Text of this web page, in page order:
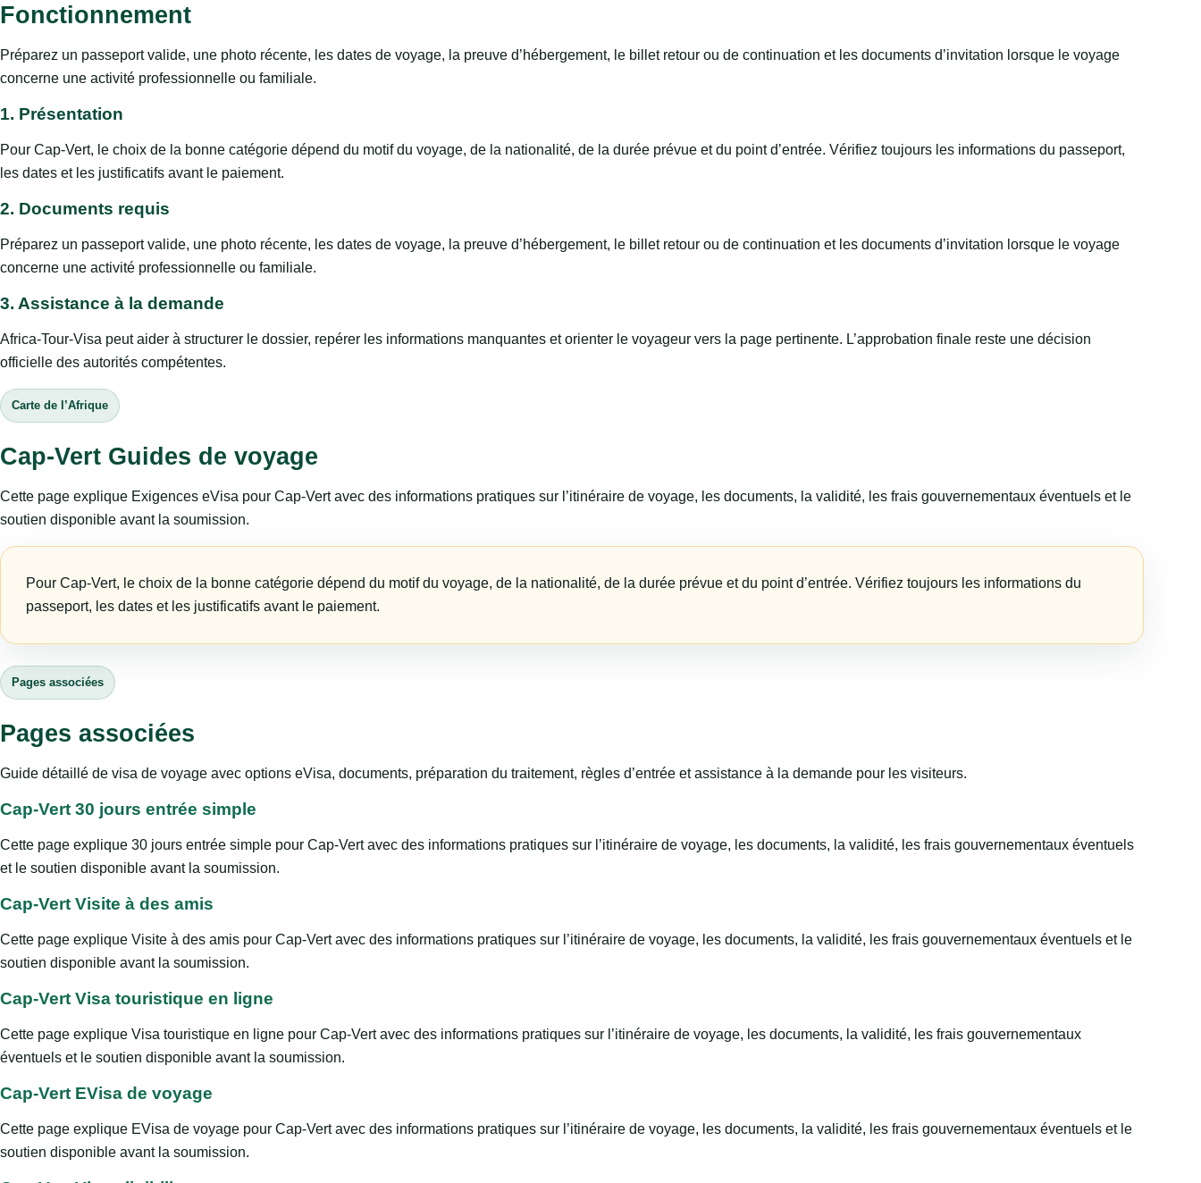
Fonctionnement
Préparez un passeport valide, une photo récente, les dates de voyage, la preuve d’hébergement, le billet retour ou de continuation et les documents d’invitation lorsque le voyage
concerne une activité professionnelle ou familiale.
1. Présentation
Pour Cap-Vert, le choix de la bonne catégorie dépend du motif du voyage, de la nationalité, de la durée prévue et du point d’entrée. Vérifiez toujours les informations du passeport,
les dates et les justificatifs avant le paiement.
2. Documents requis
Préparez un passeport valide, une photo récente, les dates de voyage, la preuve d’hébergement, le billet retour ou de continuation et les documents d’invitation lorsque le voyage
concerne une activité professionnelle ou familiale.
3. Assistance à la demande
Africa-Tour-Visa peut aider à structurer le dossier, repérer les informations manquantes et orienter le voyageur vers la page pertinente. L’approbation finale reste une décision
officielle des autorités compétentes.
Carte de l’Afrique
Cap-Vert Guides de voyage
Cette page explique Exigences eVisa pour Cap-Vert avec des informations pratiques sur l’itinéraire de voyage, les documents, la validité, les frais gouvernementaux éventuels et le
soutien disponible avant la soumission.
Pour Cap-Vert, le choix de la bonne catégorie dépend du motif du voyage, de la nationalité, de la durée prévue et du point d’entrée. Vérifiez toujours les informations du
passeport, les dates et les justificatifs avant le paiement.
Pages associées
Pages associées
Guide détaillé de visa de voyage avec options eVisa, documents, préparation du traitement, règles d’entrée et assistance à la demande pour les visiteurs.
Cap-Vert 30 jours entrée simple
Cette page explique 30 jours entrée simple pour Cap-Vert avec des informations pratiques sur l’itinéraire de voyage, les documents, la validité, les frais gouvernementaux éventuels
et le soutien disponible avant la soumission.
Cap-Vert Visite à des amis
Cette page explique Visite à des amis pour Cap-Vert avec des informations pratiques sur l’itinéraire de voyage, les documents, la validité, les frais gouvernementaux éventuels et le
soutien disponible avant la soumission.
Cap-Vert Visa touristique en ligne
Cette page explique Visa touristique en ligne pour Cap-Vert avec des informations pratiques sur l’itinéraire de voyage, les documents, la validité, les frais gouvernementaux
éventuels et le soutien disponible avant la soumission.
Cap-Vert EVisa de voyage
Cette page explique EVisa de voyage pour Cap-Vert avec des informations pratiques sur l’itinéraire de voyage, les documents, la validité, les frais gouvernementaux éventuels et le
soutien disponible avant la soumission.